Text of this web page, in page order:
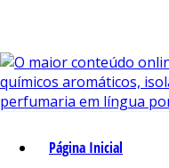
Página Inicial